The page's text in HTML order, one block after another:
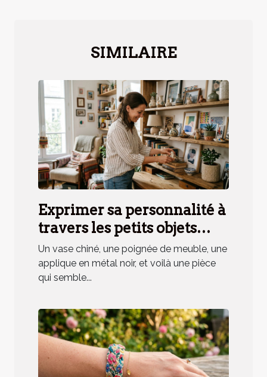
SIMILAIRE
Exprimer sa personnalité à
travers les petits objets
déco, mythe ou réalité ?
Un vase chiné, une poignée de meuble, une
applique en métal noir, et voilà une pièce
qui semble...